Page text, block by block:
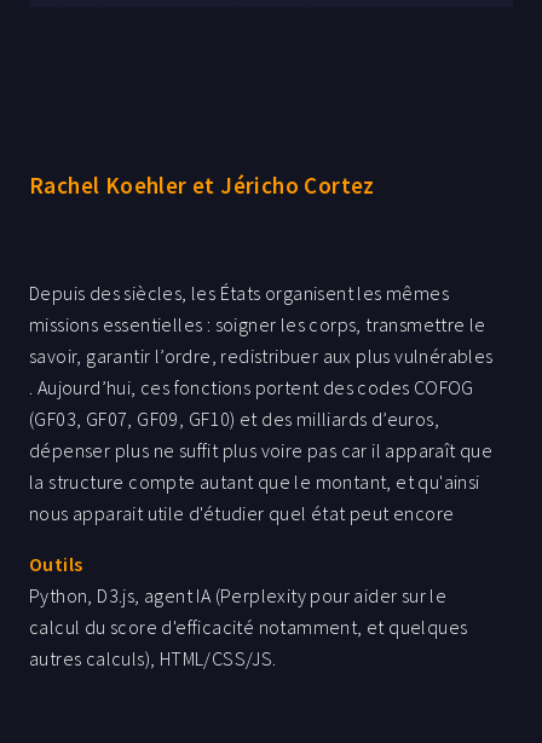
Rachel Koehler et Jéricho Cortez
Depuis des siècles, les États organisent les mêmes
missions essentielles : soigner les corps, transmettre le
savoir, garantir l’ordre, redistribuer aux plus vulnérables
. Aujourd’hui, ces fonctions portent des codes COFOG
(GF03, GF07, GF09, GF10) et des milliards d’euros,
dépenser plus ne suffit plus voire pas car il apparaît que
la structure compte autant que le montant, et qu'ainsi
nous apparait utile d'étudier quel état peut encore
narrative confronte 16 pays de la zone euro sur 20 ans
(2004–2023). Acte 1 rapelle les fonctions eternelles de
l'Etat (retenues par notre équipe). Acte 2 dresse le
portrait budgétaire de la France face à ses voisins. Acte
Outils
Python, D3.js, agent IA (Perplexity pour aider sur le
calcul du score d'efficacité notamment, et quelques
autres calculs), HTML/CSS/JS.